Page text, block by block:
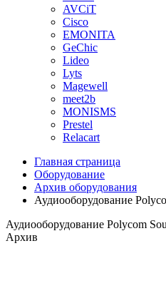
AVCiT
Cisco
EMONITA
GeChic
Lideo
Lyts
Magewell
meet2b
MONISMS
Prestel
Relacart
Главная страница
Оборудование
Архив оборудования
Аудиооборудование
Аудиооборудование Polycom
Архив